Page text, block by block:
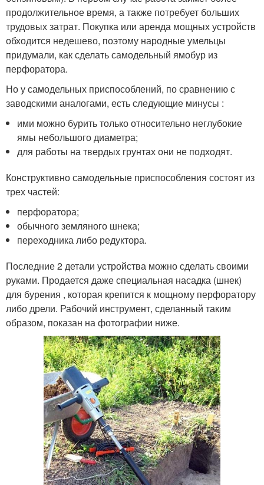
продолжительное время, а также потребует больших
трудовых затрат. Покупка или аренда мощных устройств
обходится недешево, поэтому народные умельцы
придумали, как сделать самодельный ямобур из
перфоратора.
Но у самодельных приспособлений, по сравнению с
заводскими аналогами, есть следующие минусы :
ими можно бурить только относительно неглубокие
ямы небольшого диаметра;
для работы на твердых грунтах они не подходят.
Конструктивно самодельные приспособления состоят из
трех частей:
перфоратора;
обычного земляного шнека;
переходника либо редуктора.
Последние 2 детали устройства можно сделать своими
руками. Продается даже специальная насадка (шнек)
для бурения , которая крепится к мощному перфоратору
либо дрели. Рабочий инструмент, сделанный таким
образом, показан на фотографии ниже.